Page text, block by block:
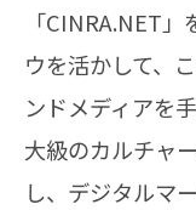
「CINRA.NET
ウを活かして、
ンドメディアを
大級のカルチャ
し、デジタルマ